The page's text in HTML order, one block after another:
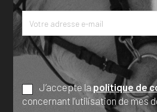
J’accepte lapolitique de
concernant l’utilisation de mes